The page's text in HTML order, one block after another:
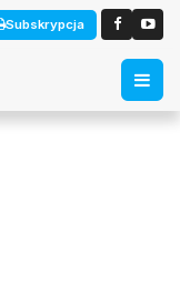
Subskrypcja